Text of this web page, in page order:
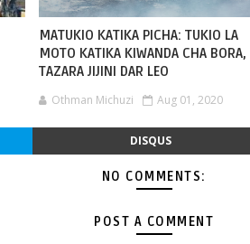
MATUKIO KATIKA PICHA: TUKIO LA
MOTO KATIKA KIWANDA CHA BORA,
TAZARA JIJINI DAR LEO
Othman Michuzi Aug 01, 2020
DISQUS
NO COMMENTS:
POST A COMMENT